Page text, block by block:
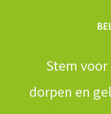
Stem
dorpen en